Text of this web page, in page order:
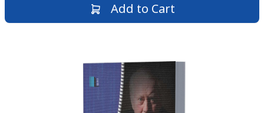
Add to Cart